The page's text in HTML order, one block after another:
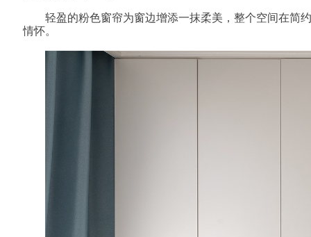
轻盈的粉色窗帘为窗边增添一抹柔美，整个空间在简
情怀。